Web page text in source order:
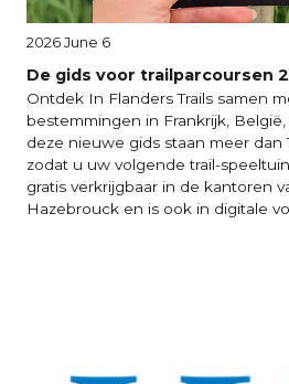
2026 June 6
De gids voor trailparcoursen
Ontdek In Flanders Trails samen
bestemmingen in Frankrijk,
deze nieuwe gids staan meer dan
zodat u uw volgende trail-
gratis verkrijgbaar in de kantoren
Hazebrouck en is ook in digitale